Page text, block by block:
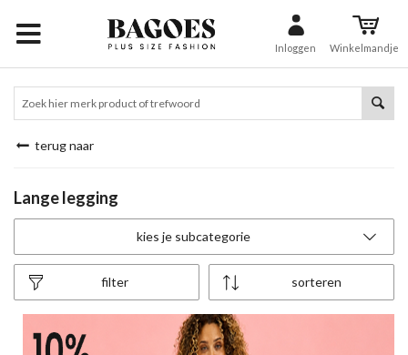
Inloggen Winkelmandje
terug naar
Lange legging
kies je subcategorie
sorteren
filter